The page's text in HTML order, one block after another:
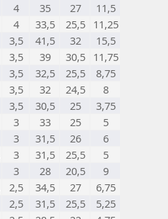
4 35 27
11,5
4 33,5 25,5
11,25
3,5 41,5 32
15,5
3,5 39 30,5
11,75
3,5 32,5 25,5
8,75
3,5 32 24,5
8
3,5 30,5 25
3,75
3 33 25
5
3 31,5 26
6
3 31,5 25,5
5
3 28 20,5
9
2,5 34,5 27
6,75
2,5 31,5 25,5
5,25